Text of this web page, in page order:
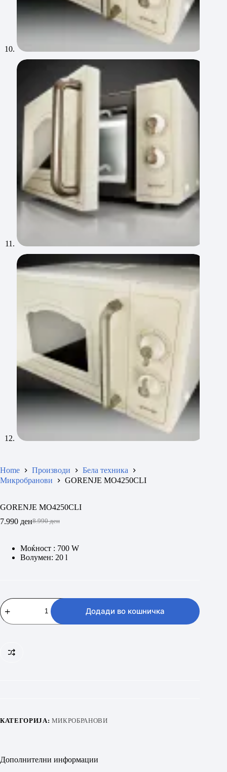
Home Производи
Бела техника
Микробранови
GORENJE MO4250CLI
GORENJE MO4250CLI
8.990ден
Original
was:
8.990 ден.
7.990 денCurrent
is:
7.990 ден.
Моќност : 700 W
Волумен: 20 l
GORENJE
MO4250CLI
количина
Додади во кошничка
КАТЕГОРИЈА: МИКРОБРАНОВИ
Дополнителни информации